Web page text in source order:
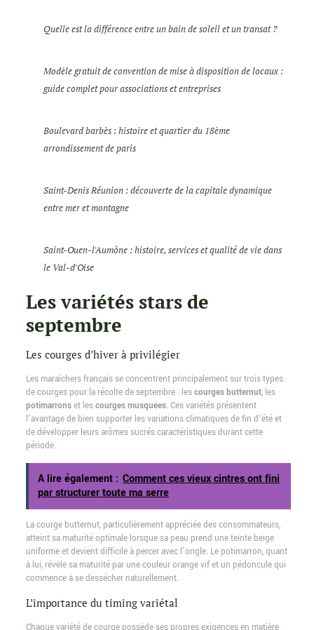
Quelle est la différence entre un bain de soleil et un transat ?
Modèle gratuit de convention de mise à disposition de locaux :
guide complet pour associations et entreprises
Boulevard barbès : histoire et quartier du 18ème
arrondissement de paris
Saint-Denis Réunion : découverte de la capitale dynamique
entre mer et montagne
Saint-Ouen-l'Aumône : histoire, services et qualité de vie dans
le Val-d'Oise
Les variétés stars de
septembre
Les courges d’hiver à privilégier
Les maraîchers français se concentrent principalement sur trois types
de courges pour la récolte de septembre : lescourges butternut, les
potimarronset lescourges musquées. Ces variétés présentent
l’avantage de bien supporter les variations climatiques de fin d’été et
de développer leurs arômes sucrés caractéristiques durant cette
période.
A lire également : Comment ces vieux cintres ont fini
par structurer toute ma serre
La courge butternut, particulièrement appréciée des consommateurs,
atteint sa maturité optimale lorsque sa peau prend une teinte beige
uniforme et devient difficile à percer avec l’ongle. Le potimarron, quant
à lui, révèle sa maturité par une couleur orange vif et un pédoncule qui
commence à se dessécher naturellement.
L’importance du timing variétal